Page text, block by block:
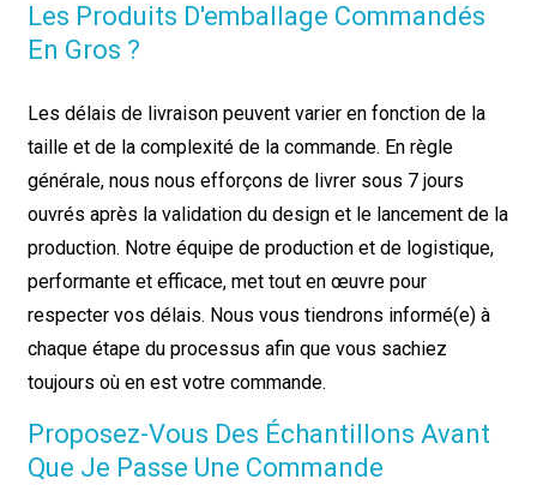
Les Produits D'emballage Commandés
En Gros ?
Les délais de livraison peuvent varier en fonction de la
taille et de la complexité de la commande. En règle
générale, nous nous efforçons de livrer sous 7 jours
ouvrés après la validation du design et le lancement de la
production. Notre équipe de production et de logistique,
performante et efficace, met tout en œuvre pour
respecter vos délais. Nous vous tiendrons informé(e) à
chaque étape du processus afin que vous sachiez
toujours où en est votre commande.
Proposez-Vous Des Échantillons Avant
Que Je Passe Une Commande